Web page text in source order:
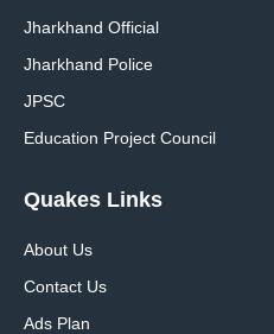
Jharkhand Official
Jharkhand Police
JPSC
Education Project Council
Quakes Links
About Us
Contact Us
Ads Plan